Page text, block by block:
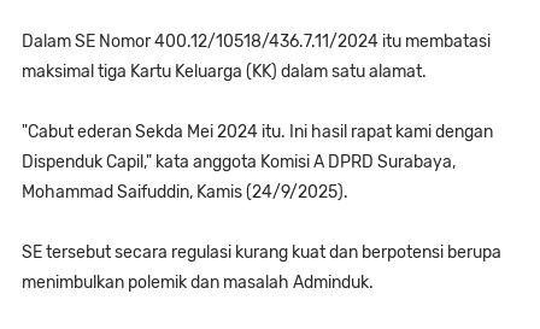
Dalam SE Nomor 400.12/10518/436.7.11/2024 itu membatasi
maksimal tiga Kartu Keluarga (KK) dalam satu alamat.
"Cabut ederan Sekda Mei 2024 itu. Ini hasil rapat kami dengan
Dispenduk Capil," kata anggota Komisi A DPRD Surabaya,
Mohammad Saifuddin, Kamis (24/9/2025).
SE tersebut secara regulasi kurang kuat dan berpotensi berupa
menimbulkan polemik dan masalah Adminduk.